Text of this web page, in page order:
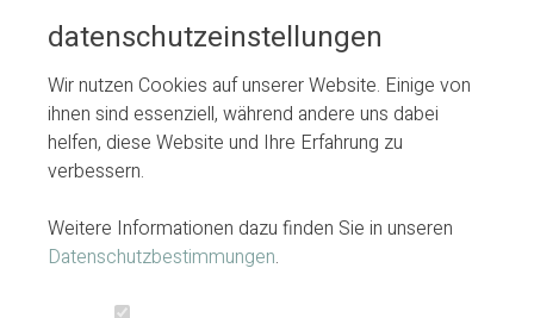
starten wir in den evaluativen Denkprozess, um mit
Ihrem Evaluationsvorhaben einen spürbaren
Unterschied zu erzielen.
Sie möchten uns kennenlernen?
Nehmen Sie
datenschutzeinstellungen
Wir nutzen Cookies auf unserer Website. Einige von
ihnen sind essenziell, während andere uns dabei
helfen, diese Website und Ihre Erfahrung zu
verbessern.
Weitere Informationen dazu finden Sie in unseren
Datenschutzbestimmungen.